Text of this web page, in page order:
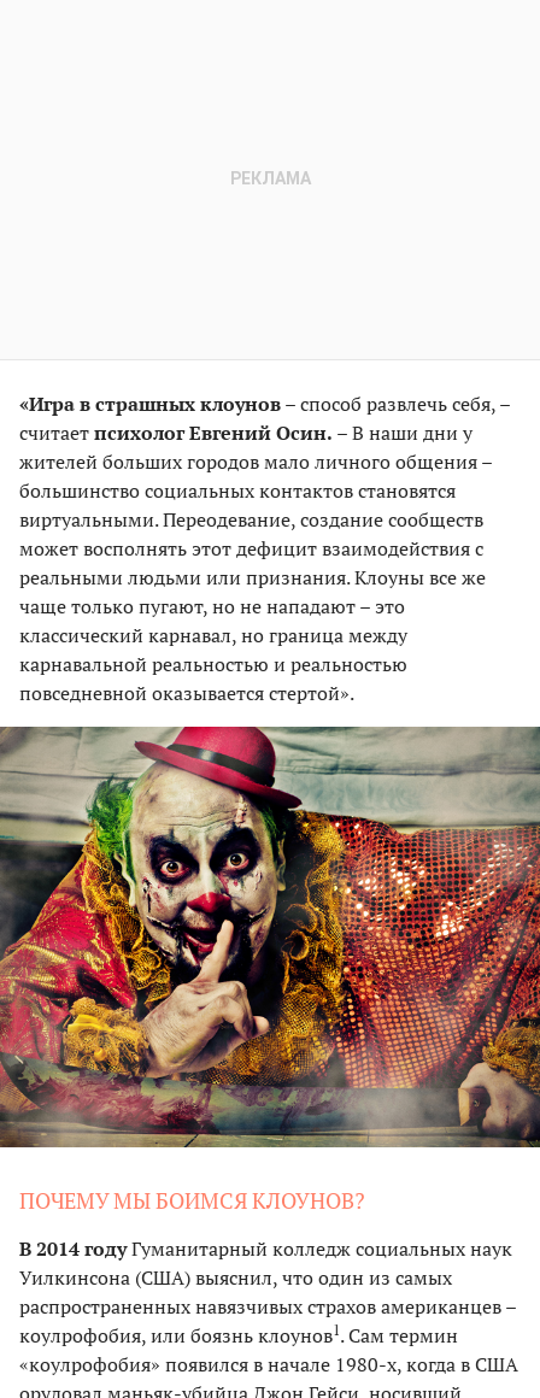
«Игра в страшных клоунов– способ развлечь себя, –
считаетпсихолог Евгений Осин. – В наши дни у
жителей больших городов мало личного общения –
большинство социальных контактов становятся
виртуальными. Переодевание, создание сообществ
может восполнять этот дефицит взаимодействия с
реальными людьми или признания. Клоуны все же
чаще только пугают, но не нападают – это
классический карнавал, но граница между
карнавальной реальностью и реальностью
повседневной оказывается стертой».
ПОЧЕМУ МЫ БОИМСЯ КЛОУНОВ?
В 2014 годуГуманитарный колледж социальных наук
Уилкинсона (США) выяснил, что один из самых
распространенных навязчивых страхов американцев –
коулрофобия, или боязнь клоунов1. Сам термин
«коулрофобия» появился в начале 1980-х, когда в США